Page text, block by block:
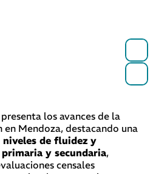
los avances de la
Mendoza, destacando una
niveles de fluidez y
y secundaria,
censales